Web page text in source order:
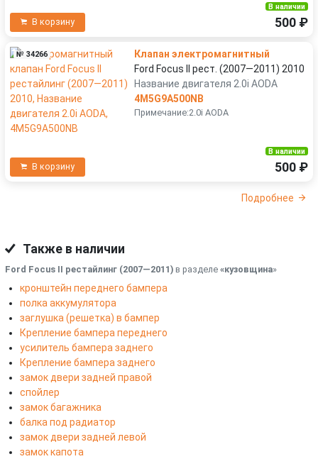
В корзину
В наличии
500 ₽
№ 34266
Клапан электромагнитный
Ford Focus II рест. (2007—2011) 2010
Название двигателя 2.0i AODA
4M5G9A500NB
Примечание:2.0i AODA
В корзину
В наличии
500 ₽
Подробнее
Также в наличии
Ford Focus II рестайлинг (2007—2011) в разделе «кузовщина»
кронштейн переднего бампера
полка аккумулятора
заглушка (решетка) в бампер
Крепление бампера переднего
усилитель бампера заднего
Крепление бампера заднего
замок двери задней правой
спойлер
замок багажника
балка под радиатор
замок двери задней левой
замок капота